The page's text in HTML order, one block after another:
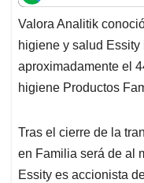
t
s
A
p
p
e
b
o
o
k
k
e
d
I
n
i
l
Valora Analitik
higiene y salud
aproximadamente el
higiene Productos
Tras el cierre de la
en Familia será de al
Essity es accionista